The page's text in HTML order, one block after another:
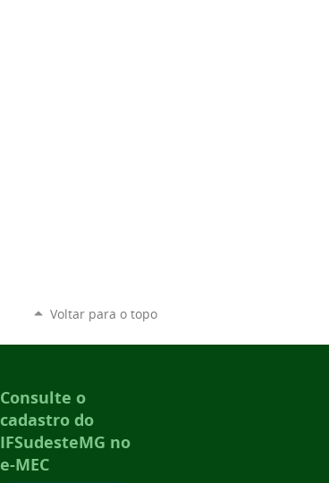
Voltar para o topo
Consulte o
cadastro do
IFSudesteMG no
e-MEC